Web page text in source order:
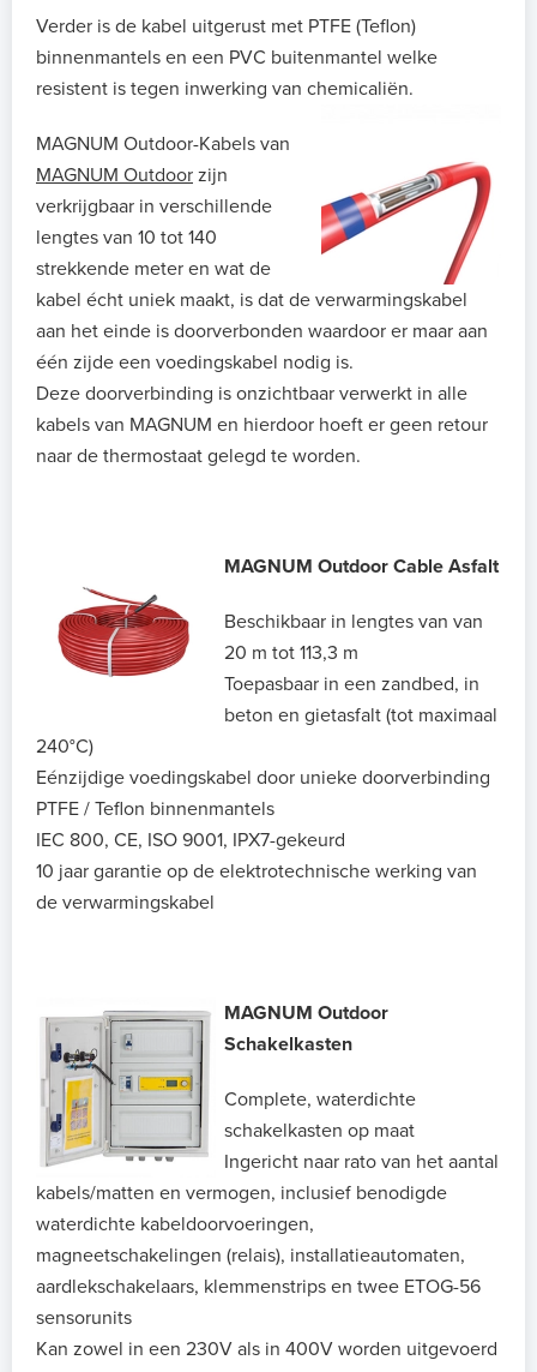
Verder is de kabel uitgerust met PTFE (Teflon)
binnenmantels en een PVC buitenmantel welke
resistent is tegen inwerking van chemicaliën.
MAGNUM Outdoor-Kabels van
MAGNUM Outdoor zijn
verkrijgbaar in verschillende
lengtes van 10 tot 140
strekkende meter en wat de
kabel écht uniek maakt, is dat de verwarmingskabel
aan het einde is doorverbonden waardoor er maar aan
één zijde een voedingskabel nodig is.
Deze doorverbinding is onzichtbaar verwerkt in alle
kabels van MAGNUM en hierdoor hoeft er geen retour
naar de thermostaat gelegd te worden.
MAGNUM Outdoor Cable Asfalt
Beschikbaar in lengtes van van
20 m tot 113,3 m
Toepasbaar in een zandbed, in
beton en gietasfalt (tot maximaal
240°C)
Eénzijdige voedingskabel door unieke doorverbinding
PTFE / Teflon binnenmantels
IEC 800, CE, ISO 9001, IPX7-gekeurd
10 jaar garantie op de elektrotechnische werking van
de verwarmingskabel
MAGNUM Outdoor
Schakelkasten
Complete, waterdichte
schakelkasten op maat
Ingericht naar rato van het aantal
kabels/matten en vermogen, inclusief benodigde
waterdichte kabeldoorvoeringen,
magneetschakelingen (relais), installatieautomaten,
aardlekschakelaars, klemmenstrips en twee ETOG-56
sensorunits
Kan zowel in een 230V als in 400V worden uitgevoerd